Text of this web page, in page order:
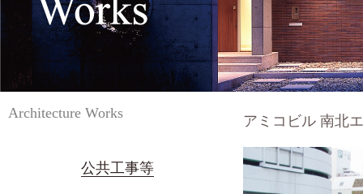
アミコビル 南北
Architecture Works
公共工事等